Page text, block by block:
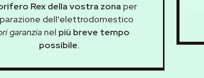
Rex della vostra zona per
dell'elettrodomestico
garanzia nel più breve tempo
possibile.